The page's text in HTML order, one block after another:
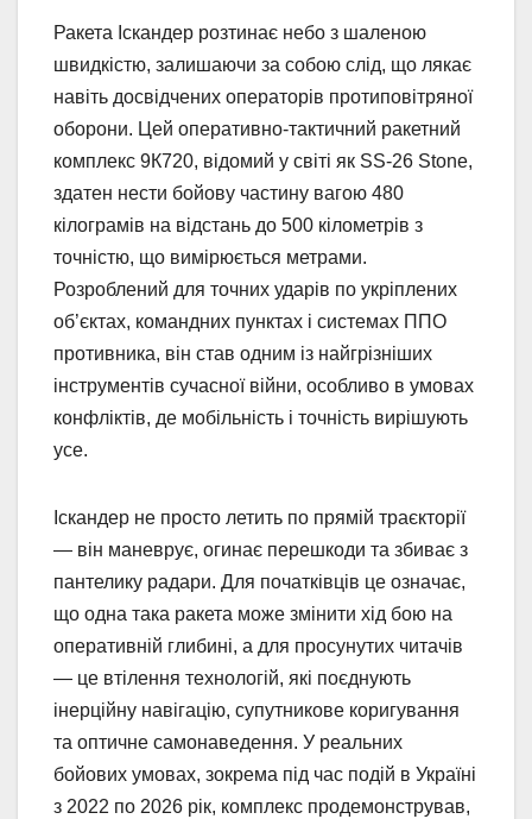
Ракета Іскандер розтинає небо з шаленою
швидкістю, залишаючи за собою слід, що лякає
навіть досвідчених операторів протиповітряної
оборони. Цей оперативно-тактичний ракетний
комплекс 9К720, відомий у світі як SS-26 Stone,
здатен нести бойову частину вагою 480
кілограмів на відстань до 500 кілометрів з
точністю, що вимірюється метрами.
Розроблений для точних ударів по укріплених
об’єктах, командних пунктах і системах ППО
противника, він став одним із найгрізніших
інструментів сучасної війни, особливо в умовах
конфліктів, де мобільність і точність вирішують
усе.
Іскандер не просто летить по прямій траєкторії
— він маневрує, огинає перешкоди та збиває з
пантелику радари. Для початківців це означає,
що одна така ракета може змінити хід бою на
оперативній глибині, а для просунутих читачів
— це втілення технологій, які поєднують
інерційну навігацію, супутникове коригування
та оптичне самонаведення. У реальних
бойових умовах, зокрема під час подій в Україні
з 2022 по 2026 рік, комплекс продемонстрував,